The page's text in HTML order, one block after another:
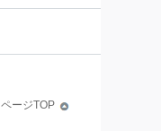
ページTOP